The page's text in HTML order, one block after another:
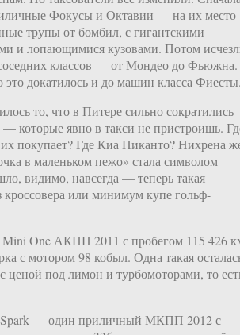
Фокусы и Октавии — на их место
трупы от бомбил, с гигантскими
и лопающимися кузовами. Потом
классов — от Мондео до Фьюжна.
докатилось и до машин класса
то, что в Питере сильно сократились
которые явно в такси не пристроишь.
покупает? Где Киа Пиканто? Нихрена
в маленьком пежо» стала символом
видимо, навсегда — теперь такая
кроссовера или минимум купе гольф-
One АКПП 2011 с пробегом 115 426
с мотором 98 кобыл. Одна такая
под лимон и турбомоторами, то
Spark — один приличный МКПП 2012 с